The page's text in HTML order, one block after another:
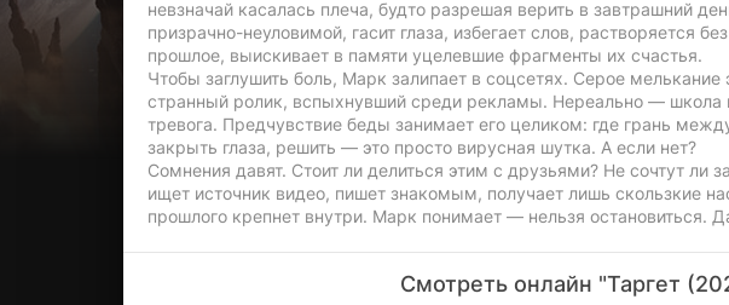
невзначай касалась плеча, будто разрешая верить в завтрашний
призрачно-неуловимой, гасит глаза, избегает слов, растворяется
прошлое, выискивает в памяти уцелевшие фрагменты их счастья.
Чтобы заглушить боль, Марк залипает в соцсетях. Серое
странный ролик, вспыхнувший среди рекламы. Нереально —
тревога. Предчувствие беды занимает его целиком: где грань
закрыть глаза, решить — это просто вирусная шутка. А если нет?
Сомнения давят. Стоит ли делиться этим с друзьями? Не сочтут ли
ищет источник видео, пишет знакомым, получает лишь скользкие
прошлого крепнет внутри. Марк понимает — нельзя остановиться.
Смотреть онлайн "Таргет